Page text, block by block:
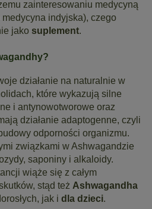
zainteresowaniu medycyną
indyjska), czego
jako suplement.
działanie na naturalnie w
które wykazują silne
i antynowotworowe oraz
działanie adaptogenne, czyli
odporności organizmu.
związkami w Ashwagandzie
saponiny i alkaloidy.
wiąże się z całym
stąd też Ashwagandha
jak i dla dzieci.